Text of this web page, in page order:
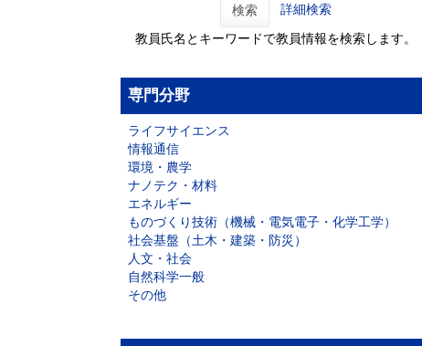
検索 詳細検索
教員氏名とキーワードで教員情報を検索します。
専門分野
ライフサイエンス
情報通信
環境・農学
ナノテク・材料
エネルギー
ものづくり技術（機械・電気電子・化学工学）
社会基盤（土木・建築・防災）
人文・社会
自然科学一般
その他